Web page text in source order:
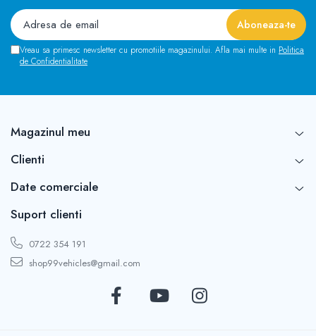
Vreau sa primesc newsletter cu promotiile magazinului. Afla mai multe in Politica
de Confidentialitate
Magazinul meu
Clienti
Date comerciale
Suport clienti
0722 354 191
shop99vehicles@gmail.com